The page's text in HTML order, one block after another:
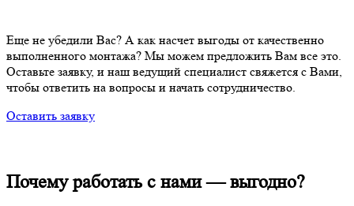
Еще не убедили Вас? А как насчет выгоды от качественно
выполненного монтажа? Мы можем предложить Вам все это.
Оставьте заявку, и наш ведущий специалист свяжется с Вами,
чтобы ответить на вопросы и начать сотрудничество.
Оставить заявку
Почему работать с нами —выгодно?